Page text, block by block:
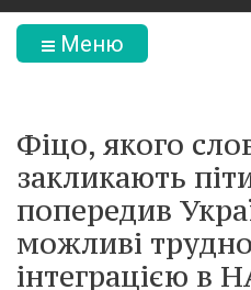
Меню
Фіцо, якого
закликають
попередив
можливі
інтеграцією в